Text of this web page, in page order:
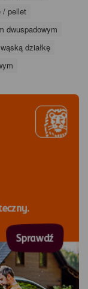
/ pellet
dwuspadowym
działkę